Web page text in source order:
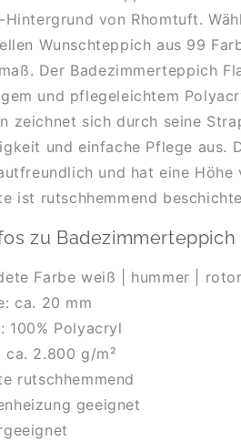
von Rhomtuft.
Wunschteppich aus 99
Der Badezimmerteppich
und pflegeleichtem
zeichnet sich durch seine
und einfache Pflege aus.
und hat eine Höhe
ist rutschhemmend
zu Badezimmerteppich
Farbe weiß | hummer |
ca. 20 mm
100% Polyacryl
ca. 2.800 g/m²
rutschhemmend
geeignet